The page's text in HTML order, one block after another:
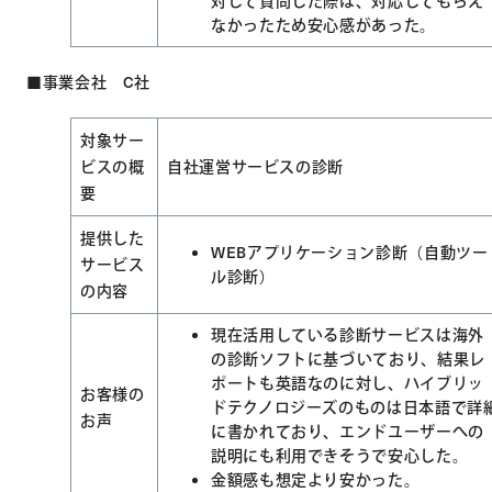
なかったため安心感があった。
■事業会社 C社
対象サー
ビスの概
要
自社運営サービスの診断
提供した
サービス
の内容
WEBアプリケーション診断（自動ツー
ル診断）
お客様の
お声
現在活用している診断サービスは海外
の診断ソフトに基づいており、結果レ
ポートも英語なのに対し、ハイブリッ
ドテクノロジーズのものは日本語で詳
に書かれており、エンドユーザーへの
説明にも利用できそうで安心した。
金額感も想定より安かった。